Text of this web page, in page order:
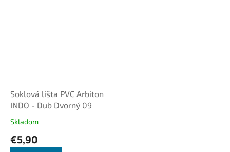
Soklová lišta PVC Arbiton
INDO - Dub Dvorný 09
Skladom
€5,90